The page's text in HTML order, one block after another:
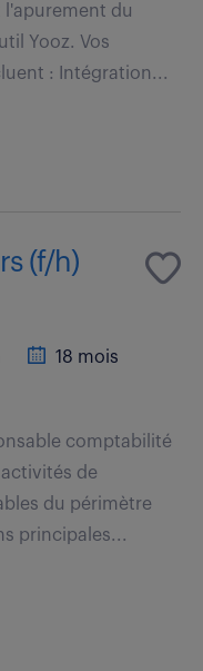
l'apurement du
Yooz. Vos
: Intégration...
(f/h)
18 mois
comptabilité
de
du périmètre
principales...